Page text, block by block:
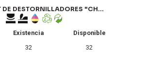
DE DESTORNILLADORES "CH...
Existencia
Disponible
32
32